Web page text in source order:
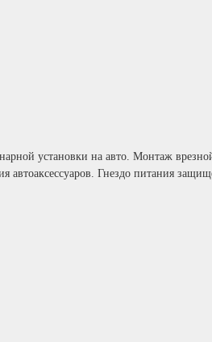
установки на авто. Монтаж
автоаксессуаров. Гнездо питания